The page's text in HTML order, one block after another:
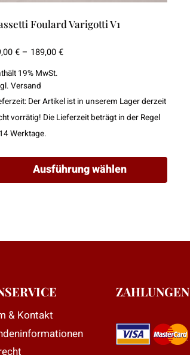
Foulard Varigotti V1
€– 189,00€Preisspanne:
19% MwSt.
Versand
Der Artikel ist in unserem Lager derzeit
vorrätig! Die Lieferzeit beträgt in der Regel
Werktage.
Ausführung wählen
& Kontakt
ZAHLUNGEN